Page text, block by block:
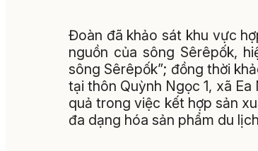
Đoàn đã khảo sát khu vực
nguồn của sông Sêrêpốk,
sông Sêrêpốk”; đồng thời
tại thôn Quỳnh Ngọc 1, xã
quả trong việc kết hợp sản
đa dạng hóa sản phẩm du